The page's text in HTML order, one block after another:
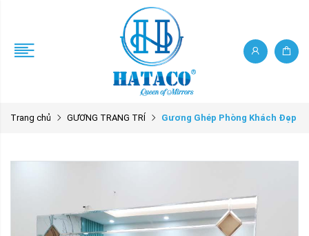
Trang chủ GƯƠNG TRANG TRÍ Gương Ghép Phòng Khách Đẹp